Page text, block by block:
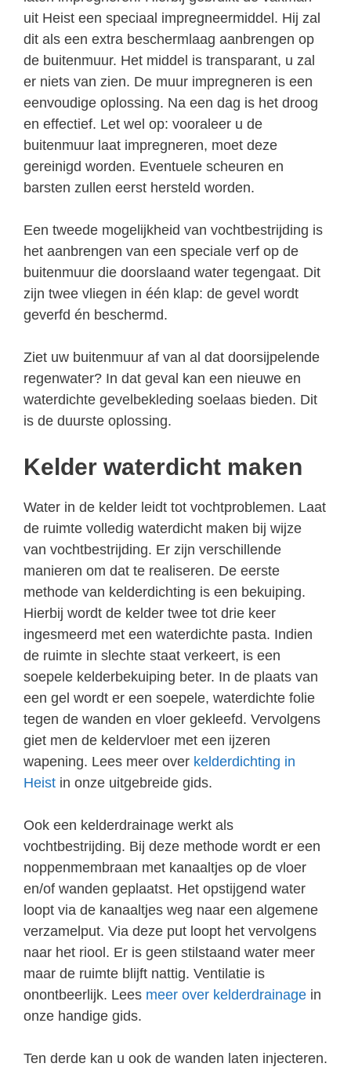
uit Heist een speciaal impregneermiddel. Hij zal
dit als een extra beschermlaag aanbrengen op
de buitenmuur. Het middel is transparant, u zal
er niets van zien. De muur impregneren is een
eenvoudige oplossing. Na een dag is het droog
en effectief. Let wel op: vooraleer u de
buitenmuur laat impregneren, moet deze
gereinigd worden. Eventuele scheuren en
barsten zullen eerst hersteld worden.
Een tweede mogelijkheid van vochtbestrijding is
het aanbrengen van een speciale verf op de
buitenmuur die doorslaand water tegengaat. Dit
zijn twee vliegen in één klap: de gevel wordt
geverfd én beschermd.
Ziet uw buitenmuur af van al dat doorsijpelende
regenwater? In dat geval kan een nieuwe en
waterdichte gevelbekleding soelaas bieden. Dit
is de duurste oplossing.
Kelder waterdicht maken
Water in de kelder leidt tot vochtproblemen. Laat
de ruimte volledig waterdicht maken bij wijze
van vochtbestrijding. Er zijn verschillende
manieren om dat te realiseren. De eerste
methode van kelderdichting is een bekuiping.
Hierbij wordt de kelder twee tot drie keer
ingesmeerd met een waterdichte pasta. Indien
de ruimte in slechte staat verkeert, is een
soepele kelderbekuiping beter. In de plaats van
een gel wordt er een soepele, waterdichte folie
tegen de wanden en vloer gekleefd. Vervolgens
giet men de keldervloer met een ijzeren
wapening. Lees meer over kelderdichting in
Heist in onze uitgebreide gids.
Ook een kelderdrainage werkt als
vochtbestrijding. Bij deze methode wordt er een
noppenmembraan met kanaaltjes op de vloer
en/of wanden geplaatst. Het opstijgend water
loopt via de kanaaltjes weg naar een algemene
verzamelput. Via deze put loopt het vervolgens
naar het riool. Er is geen stilstaand water meer
maar de ruimte blijft nattig. Ventilatie is
onontbeerlijk. Lees meer over kelderdrainage in
onze handige gids.
Ten derde kan u ook de wanden laten injecteren.